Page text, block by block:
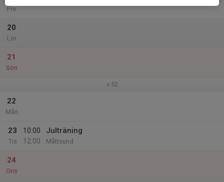
Fre
20
Lör
21
Sön
v.52
22
Mån
23
Tis
10:00
12:00
Julträning
Måttsund
24
Ons